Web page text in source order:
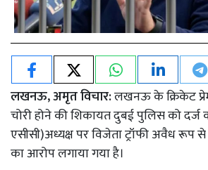
लखनऊ, अमृत विचार:लखनऊ के क्रिकेट
चोरी होने की शिकायत दुबई पुलिस को दर्ज
एसीसी)अध्यक्ष पर विजेता ट्रॉफी अवैध
का आरोप लगाया गया है।